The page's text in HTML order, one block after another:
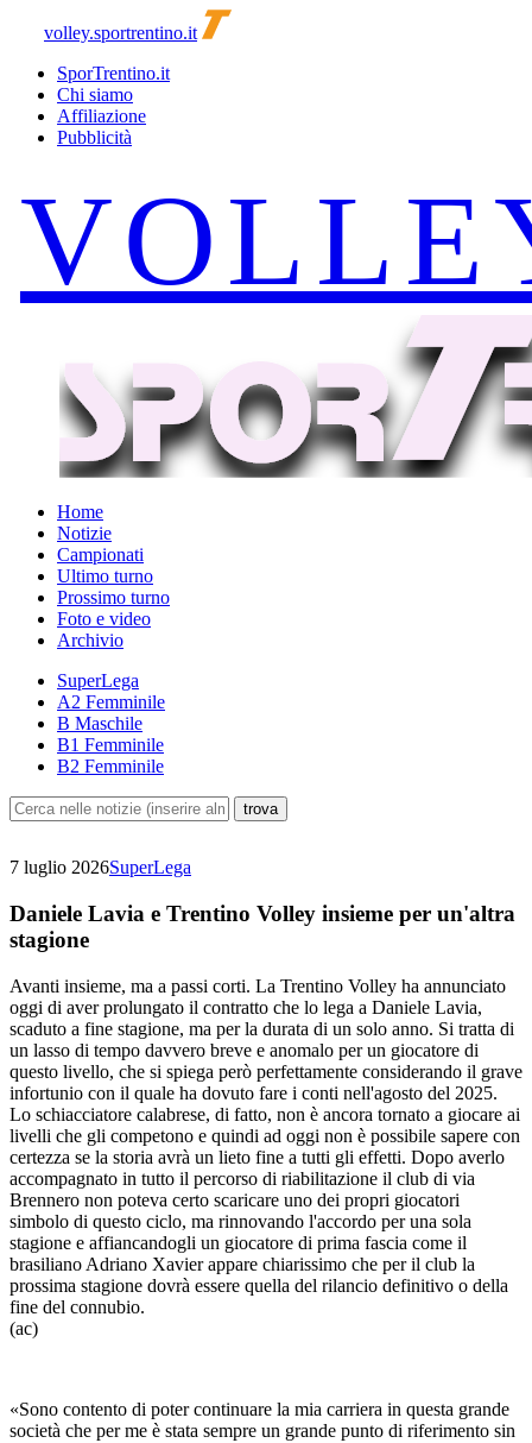
volley.sportrentino.it
SporTrentino.it
Chi siamo
Affiliazione
Pubblicità
Home
Notizie
Campionati
Ultimo turno
Prossimo turno
Foto e video
Archivio
SuperLega
A2 Femminile
B Maschile
B1 Femminile
B2 Femminile
7 luglio 2026SuperLega
Daniele Lavia e Trentino Volley insieme per un'altra
stagione
Avanti insieme, ma a passi corti. La Trentino Volley ha annunciato
oggi di aver prolungato il contratto che lo lega a Daniele Lavia,
scaduto a fine stagione, ma per la durata di un solo anno. Si tratta di
un lasso di tempo davvero breve e anomalo per un giocatore di
questo livello, che si spiega però perfettamente considerando il grave
infortunio con il quale ha dovuto fare i conti nell'agosto del 2025.
Lo schiacciatore calabrese, di fatto, non è ancora tornato a giocare ai
livelli che gli competono e quindi ad oggi non è possibile sapere con
certezza se la storia avrà un lieto fine a tutti gli effetti. Dopo averlo
accompagnato in tutto il percorso di riabilitazione il club di via
Brennero non poteva certo scaricare uno dei propri giocatori
simbolo di questo ciclo, ma rinnovando l'accordo per una sola
stagione e affiancandogli un giocatore di prima fascia come il
brasiliano Adriano Xavier appare chiarissimo che per il club la
prossima stagione dovrà essere quella del rilancio definitivo o della
fine del connubio.
(ac)
«Sono contento di poter continuare la mia carriera in questa grande
società che per me è stata sempre un grande punto di riferimento sin